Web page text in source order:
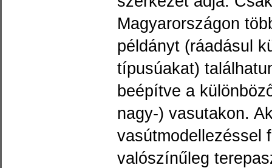
Magyarországon
példányt (ráadásul
típusúakat)
beépítve a
nagy-) vasutakon.
vasútmodellezéssel
valószínűleg